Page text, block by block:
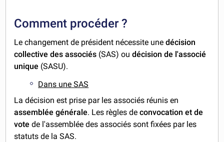
Comment procéder ?
Le changement de président nécessite unedécision
collective des associés (SAS) oudécision de l'associé
unique (SASU).
Dans une SAS
La décision est prise par les associés réunis en
assemblée générale. Les règles deconvocation et de
vote de l'assemblée des associés sont fixées par les
statuts de la SAS.